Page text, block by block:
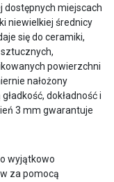
dostępnych miejscach
niewielkiej średnicy
się do ceramiki,
powierzchni
nałożony
dokładność i
3 mm gwarantuje
wyjątkowo
za pomocą